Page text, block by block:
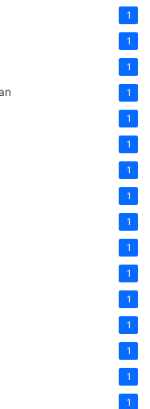
1
1
1
1
1
1
1
1
1
1
1
1
1
1
1
1